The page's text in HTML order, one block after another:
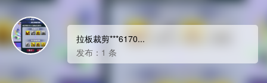
拉板裁剪***6170...
发布：1 条